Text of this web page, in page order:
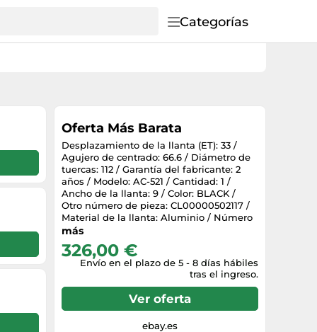
Categorías
Oferta Más Barata
Desplazamiento de la llanta (ET): 33 /
Agujero de centrado: 66.6 / Diámetro de
tuercas: 112 / Garantía del fabricante: 2
años / Modelo: AC-521 / Cantidad: 1 /
Ancho de la llanta: 9 / Color: BLACK /
Otro número de pieza: CL00000502117 /
Material de la llanta: Aluminio / Número
de pernos: 5 / Diámetro: 20
más
326,00 €
Envío en el plazo de 5 - 8 días hábiles
tras el ingreso.
Ver oferta
ebay.es